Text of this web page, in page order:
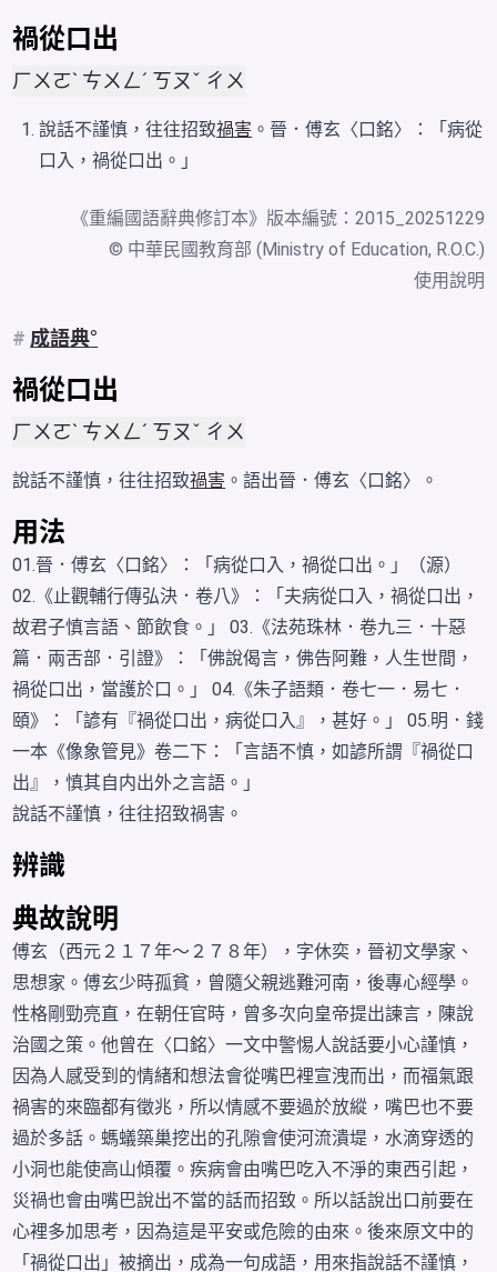
禍從口出
ㄏㄨㄛˋ ㄘㄨㄥˊ ㄎㄡˇ ㄔㄨ
說話不謹慎，往往招致禍害 。晉．傅玄〈口銘〉：「病從
口入，禍從口出。」
《重編國語辭典修訂本》版本編號：2015_20251229
© 中華民國教育部 (Ministry of Education, R.O.C.)
使用說明
# 成語典
禍從口出
ㄏㄨㄛˋ ㄘㄨㄥˊ ㄎㄡˇ ㄔㄨ
說話不謹慎，往往招致禍害 。語出晉．傅玄〈口銘〉。
用法
01.晉．傅玄〈口銘〉：「病從口入，禍從口出。」（源）
02.《止觀輔行傳弘決．卷八》：「夫病從口入，禍從口出，
故君子慎言語、節飲食。」 03.《法苑珠林．卷九三．十惡
篇．兩舌部．引證》：「佛說偈言，佛告阿難，人生世間，
禍從口出，當護於口。」 04.《朱子語類．卷七一．易七．
頤》：「諺有『禍從口出，病從口入』，甚好。」 05.明．錢
一本《像象管見》卷二下：「言語不慎，如諺所謂『禍從口
出』，慎其自内出外之言語。」
說話不謹慎，往往招致禍害。
辨識
典故說明
傅玄（西元２１７年～２７８年），字休奕，晉初文學家 、
思想家。傅玄少時孤貧，曾隨父親逃難河南，後專心經學。
性格剛勁亮直，在朝任官時，曾多次向皇帝提出諫言，陳說
治國之策。他曾在〈口銘〉一文中警惕人說話要小心謹慎，
因為人感受到的情緒和想法會從嘴巴裡宣洩而出，而福氣跟
禍害的來臨都有徵兆 ，所以情感不要過於放縱，嘴巴也不要
過於多話。螞蟻築巢挖出的孔隙會使河流潰堤，水滴穿透的
小洞也能使高山傾覆 。疾病會由嘴巴吃入不淨的東西引起，
災禍也會由嘴巴說出不當的話而招致 。所以話說出口前要在
心裡多加思考，因為這是平安或危險的由來。後來原文中的
「禍從口出」被摘出，成為一句成語 ，用來指說話不謹慎，